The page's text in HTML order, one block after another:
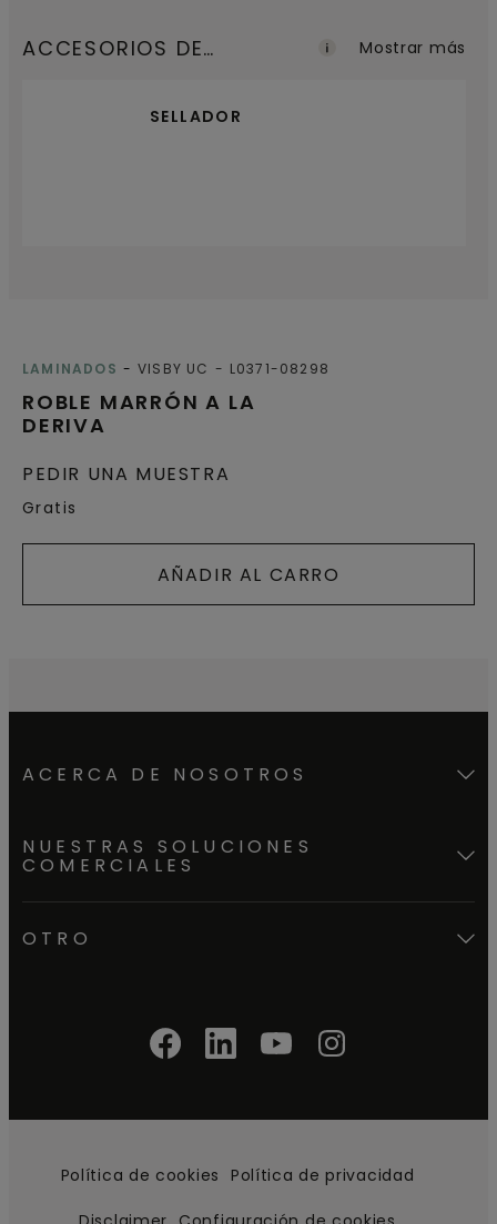
ACCESORIOS DE
SELLADOR
Mostrar más
ROBLE MARRÓN A LA
DERIVA
LAMINADOS VISBY UC L0371-08298
PEDIR UNA MUESTRA
Gratis
AÑADIR AL CARRO
ACERCA DE NOSOTROS
NUESTRAS SOLUCIONES
COMERCIALES
OTRO
Política de cookies Política de privacidad